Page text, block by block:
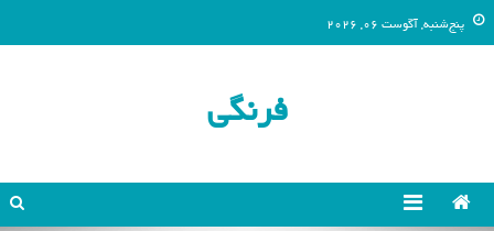
پنج‌شنبه, آگوست 06, 2026
فرنگی